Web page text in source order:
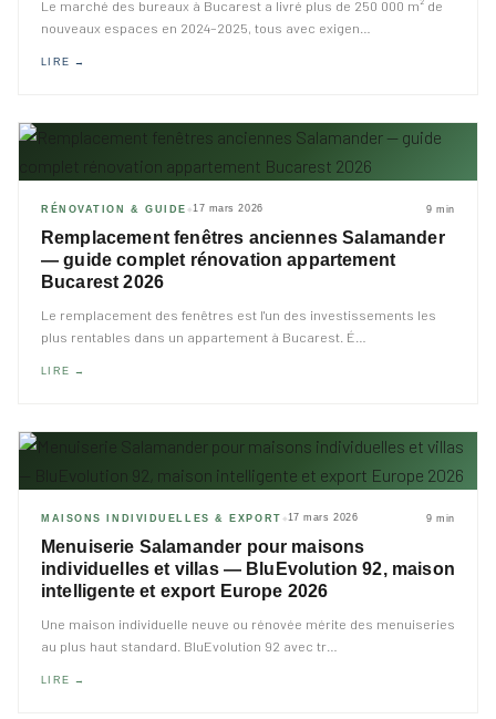
Le marché des bureaux à Bucarest a livré plus de 250 000 m² de
nouveaux espaces en 2024–2025, tous avec exigen
LIRE →
RÉNOVATION & GUIDE ◆17 mars 2026 9 min
Remplacement fenêtres anciennes Salamander
— guide complet rénovation appartement
Bucarest 2026
Le remplacement des fenêtres est l'un des investissements les
plus rentables dans un appartement à Bucarest. É
LIRE →
MAISONS INDIVIDUELLES & EXPORT ◆17 mars 2026 9 min
Menuiserie Salamander pour maisons
individuelles et villas — BluEvolution 92, maison
intelligente et export Europe 2026
Une maison individuelle neuve ou rénovée mérite des menuiseries
au plus haut standard. BluEvolution 92 avec tr
LIRE →